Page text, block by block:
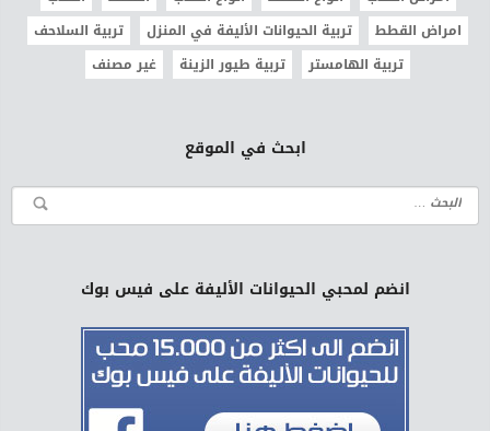
امراض القطط
تربية الحيوانات الأليفة في المنزل
تربية السلاحف
تربية الهامستر
تربية طيور الزينة غير مصنف
ابحث في الموقع
انضم لمحبي الحيوانات الأليفة على فيس بوك